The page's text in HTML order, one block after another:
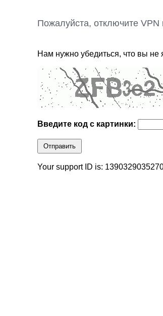
Пожалуйста, отключите
Нам нужно убедиться, что вы не
Введите код с картинки:
Отправить
Your support ID is: